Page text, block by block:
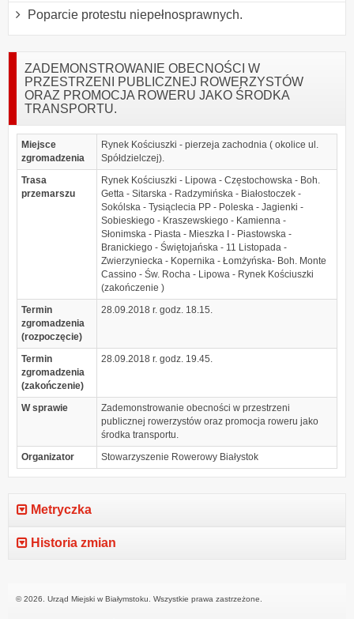
Poparcie protestu niepełnosprawnych.
ZADEMONSTROWANIE OBECNOŚCI W
PRZESTRZENI PUBLICZNEJ ROWERZYSTÓW
ORAZ PROMOCJA ROWERU JAKO ŚRODKA
TRANSPORTU.
Miejsce
zgromadzenia
Rynek Kościuszki - pierzeja zachodnia ( okolice ul.
Spółdzielczej).
Trasa
przemarszu
Rynek Kościuszki - Lipowa - Częstochowska - Boh.
Getta - Sitarska - Radzymińska - Białostoczek -
Sokólska - Tysiąclecia PP - Poleska - Jagienki -
Sobieskiego - Kraszewskiego - Kamienna -
Słonimska - Piasta - Mieszka I - Piastowska -
Branickiego - Świętojańska - 11 Listopada -
Zwierzyniecka - Kopernika - Łomżyńska- Boh. Monte
Cassino - Św. Rocha - Lipowa - Rynek Kościuszki
(zakończenie )
Termin
zgromadzenia
(rozpoczęcie)
28.09.2018 r. godz. 18.15.
Termin
zgromadzenia
(zakończenie)
28.09.2018 r. godz. 19.45.
W sprawie
Zademonstrowanie obecności w przestrzeni
publicznej rowerzystów oraz promocja roweru jako
środka transportu.
Organizator
Stowarzyszenie Rowerowy Białystok
Metryczka
Historia zmian
© 2026. Urząd Miejski w Białymstoku. Wszystkie prawa zastrzeżone.